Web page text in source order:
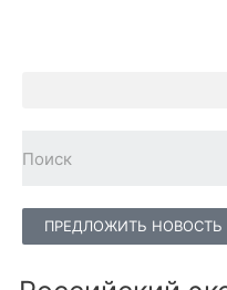
ПРЕДЛОЖИТЬ НОВОСТЬ